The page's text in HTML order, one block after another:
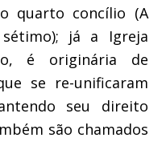
quarto concílio (A
já a Igreja
é originária de
se re-unificaram
seu direito
são chamados